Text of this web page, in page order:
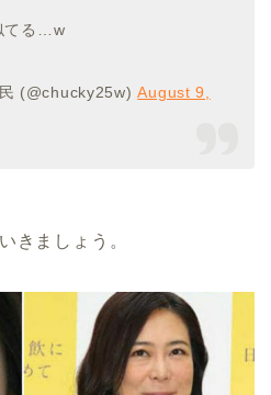
てる…w
(@chucky25w)August 9,
きましょう。